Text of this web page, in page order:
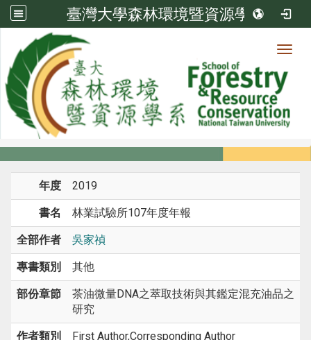
臺灣大學森林環境暨資源學系
系所成員
系所成員
年度 2019
書名 林業試驗所107年度年報
全部作者 吳家禎
專書類別 其他
部份章節
茶油微量DNA之萃取技術與其鑑定混充油品之
研究
作者類別 First Author,Corresponding Author